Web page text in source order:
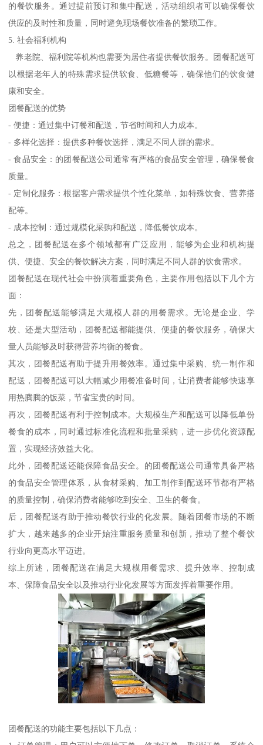
的餐饮服务。通过提前预订和集中配送，活动组织者可以确保餐饮
供应的及时性和质量，同时避免现场餐饮准备的繁琐工作。
5. 社会福利机构
养老院、福利院等机构也需要为居住者提供餐饮服务。团餐配送可
以根据老年人的特殊需求提供软食、低糖餐等，确保他们的饮食健
康和安全。
团餐配送的优势
- 便捷：通过集中订餐和配送，节省时间和人力成本。
- 多样化选择：提供多种餐饮选择，满足不同人群的需求。
- 食品安全：的团餐配送公司通常有严格的食品安全管理，确保餐食
质量。
- 定制化服务：根据客户需求提供个性化菜单，如特殊饮食、营养搭
配等。
- 成本控制：通过规模化采购和配送，降低餐饮成本。
总之，团餐配送在多个领域都有广泛应用，能够为企业和机构提
供、便捷、安全的餐饮解决方案，同时满足不同人群的饮食需求。
团餐配送在现代社会中扮演着重要角色，主要作用包括以下几个方
面：
先，团餐配送能够满足大规模人群的用餐需求。无论是企业、学
校、还是大型活动，团餐配送都能提供、便捷的餐饮服务，确保大
量人员能够及时获得营养均衡的餐食。
其次，团餐配送有助于提升用餐效率。通过集中采购、统一制作和
配送，团餐配送可以大幅减少用餐准备时间，让消费者能够快速享
用热腾腾的饭菜，节省宝贵的时间。
再次，团餐配送有利于控制成本。大规模生产和配送可以降低单份
餐食的成本，同时通过标准化流程和批量采购，进一步优化资源配
置，实现经济效益大化。
此外，团餐配送还能保障食品安全。的团餐配送公司通常具备严格
的食品安全管理体系，从食材采购、加工制作到配送环节都有严格
的质量控制，确保消费者能够吃到安全、卫生的餐食。
后，团餐配送有助于推动餐饮行业的化发展。随着团餐市场的不断
扩大，越来越多的企业开始注重服务质量和创新，推动了整个餐饮
行业向更高水平迈进。
综上所述，团餐配送在满足大规模用餐需求、提升效率、控制成
本、保障食品安全以及推动行业化发展等方面发挥着重要作用。
团餐配送的功能主要包括以下几点：